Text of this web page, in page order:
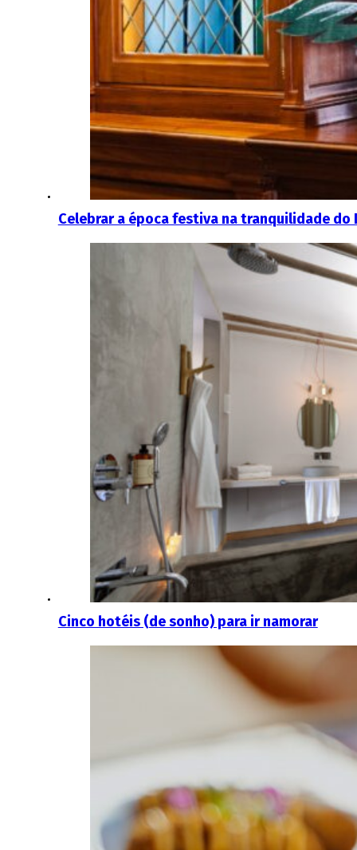
Celebrar a época festiva na tranquilidade do
Cinco hotéis (de sonho) para ir namorar